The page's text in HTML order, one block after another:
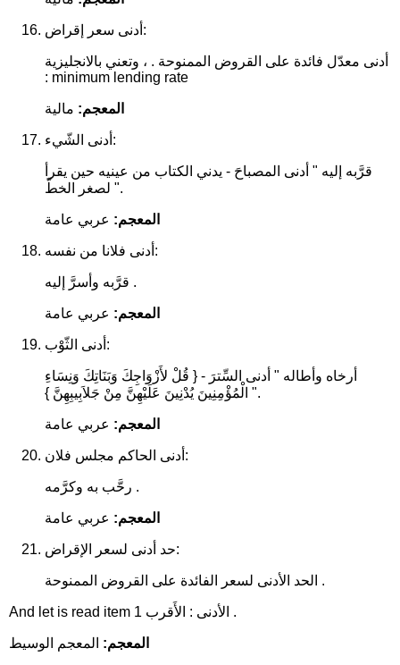
أدنى سعر إقراض:
أدنى معدّل فائدة على القروض الممنوحة . ، وتعني بالانجليزية
: minimum lending rate
المعجم: مالية
أدنى الشّيء:
قرَّبه إليه " أدنى المصباحَ - يدني الكتاب من عينيه حين يقرأ
لصغر الخطّ ".
المعجم: عربي عامة
أدنى فلانا من نفسه:
قرَّبه وأسرَّ إليه .
المعجم: عربي عامة
أدنى الثّوْب:
أرخاه وأطاله " أدنى السِّترَ - { قُلْ لأَزْوَاجِكَ وَبَنَاتِكَ وَنِسَاءِ
الْمُؤْمِنِينَ يُدْنِينَ عَلَيْهِنَّ مِنْ جَلاَبِيبِهِنَّ } ".
المعجم: عربي عامة
أدنى الحاكم مجلس فلان:
رحَّب به وكرَّمه .
المعجم: عربي عامة
حد أدنى لسعر الإقراض:
الحد الأدنى لسعر الفائدة على القروض الممنوحة .
And let is read item 1 الأدنى : الأَقرب .
المعجم: المعجم الوسيط